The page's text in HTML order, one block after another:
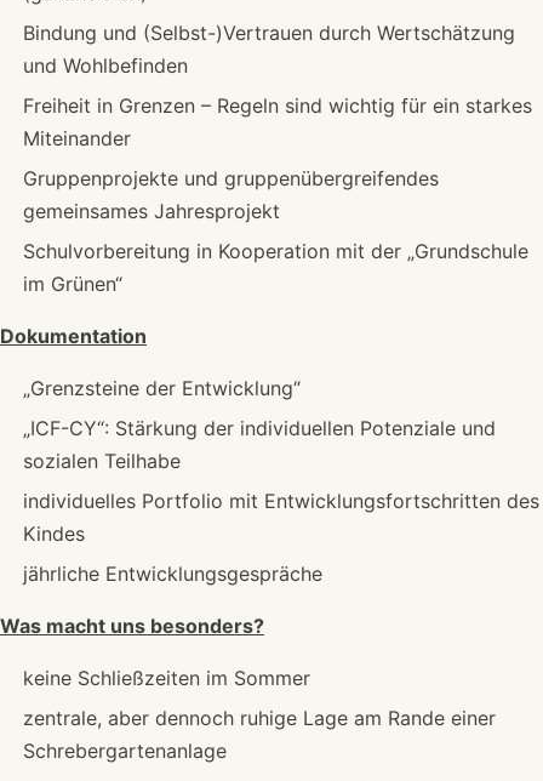
Bindung und (Selbst-)Vertrauen durch Wertschätzung
und Wohlbefinden
Freiheit in Grenzen – Regeln sind wichtig für ein starkes
Miteinander
Gruppenprojekte und gruppenübergreifendes
gemeinsames Jahresprojekt
Schulvorbereitung in Kooperation mit der „Grundschule
im Grünen“
Dokumentation
„Grenzsteine der Entwicklung“
„ICF-CY“: Stärkung der individuellen Potenziale und
sozialen Teilhabe
individuelles Portfolio mit Entwicklungsfortschritten des
Kindes
jährliche Entwicklungsgespräche
Was macht uns besonders?
keine Schließzeiten im Sommer
zentrale, aber dennoch ruhige Lage am Rande einer
Schrebergartenanlage